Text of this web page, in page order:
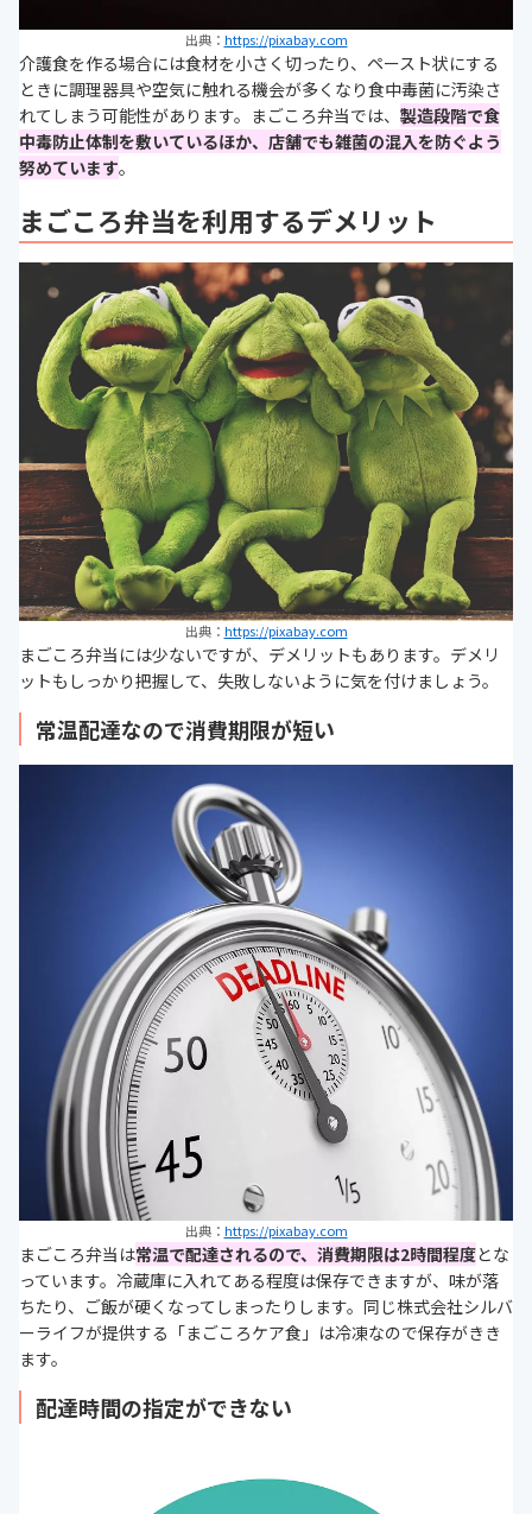
出典： https://pixabay.com
介護食を作る場合には食材を小さく切ったり、ペースト状にする
ときに調理器具や空気に触れる機会が多くなり食中毒菌に汚染さ
れてしまう可能性があります。まごころ弁当では、 製造段階で食
中毒防止体制を敷いているほか、店舗でも雑菌の混入を防ぐよう
努めています。
まごころ弁当を利用するデメリット
出典： https://pixabay.com
まごころ弁当には少ないですが、デメリットもあります。デメリ
ットもしっかり把握して、失敗しないように気を付けましょう。
常温配達なので消費期限が短い
出典： https://pixabay.com
まごころ弁当は常温で配達されるので、消費期限は2時間程度とな
っています。冷蔵庫に入れてある程度は保存できますが、味が落
ちたり、ご飯が硬くなってしまったりします。同じ株式会社シルバ
ーライフが提供する「まごころケア食」は冷凍なので保存がきき
ます。
配達時間の指定ができない